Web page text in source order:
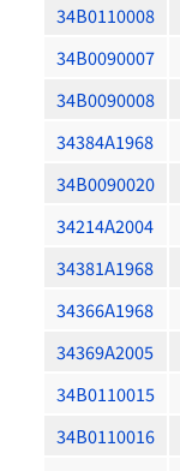
34B0110008
34B0090007
34B0090008
34384A1968
34B0090020
34214A2004
34381A1968
34366A1968
34369A2005
34B0110015
34B0110016